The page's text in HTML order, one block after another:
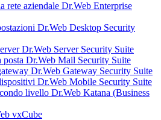
rete aziendale Dr.Web Enterprise
Dr.Web Desktop Security
Dr.Web Server Security Suite
posta Dr.Web Mail Security Suite
Dr.Web Gateway Security Suite
Dr.Web Mobile Security Suite
livello Dr.Web Katana (Business
vxCube